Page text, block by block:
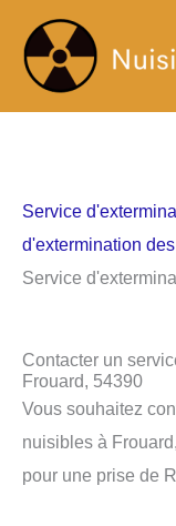
contenu
Service
d'extermination
Service
Contacter un
Frouard, 54390
Vous souhaitez
nuisibles à
pour une prise de